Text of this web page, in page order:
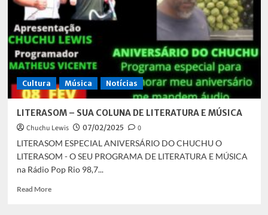
Cultura Música Notícias
LITERASOM – SUA COLUNA DE LITERATURA E MÚSICA
Chuchu Lewis 07/02/2025
0
LITERASOM ESPECIAL ANIVERSÁRIO DO CHUCHU O
LITERASOM - O SEU PROGRAMA DE LITERATURA E MÚSICA
na Rádio Pop Rio 98,7...
Read MoreRead